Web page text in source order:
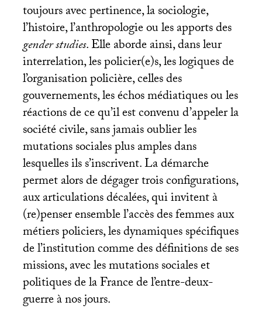
toujours avec pertinence, la sociologie,
l’histoire, l’anthropologie ou les apports des
gender studies. Elle aborde ainsi, dans leur
interrelation, les policier(e)s, les logiques de
l’organisation policière, celles des
gouvernements, les échos médiatiques ou les
réactions de ce qu’il est convenu d’appeler la
société civile, sans jamais oublier les
mutations sociales plus amples dans
lesquelles ils s’inscrivent. La démarche
permet alors de dégager trois configurations,
aux articulations décalées, qui invitent à
(re)penser ensemble l’accès des femmes aux
métiers policiers, les dynamiques spécifiques
de l’institution comme des définitions de ses
missions, avec les mutations sociales et
politiques de la France de l’entre-deux-
guerre à nos jours.